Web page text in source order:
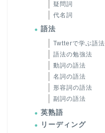
疑問詞
代名詞
語法
Twtterで学ぶ語法
語法の勉強法
動詞の語法
名詞の語法
形容詞の語法
副詞の語法
英熟語
リーディング